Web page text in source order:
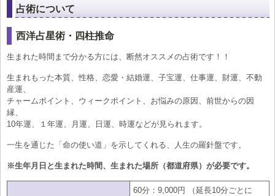
占術について
西洋占星術・四柱推命
生まれた時間まで分かる方には、断然オススメの占術です！！
生まれもった本質、性格、恋愛・結婚運、子宝運、仕事運、財運、不動
産運、
チャームポイント、ウィークポイント、お悩みの原因、前世からの因
縁、
10年運、１年運、月運、日運、時運などが見られます。
一生を通じた「命の使い道」を示してくれる、人生の羅針盤です。
※生年月日と生まれた時間、生まれた場所（都道府県）が必要です。
60分：9,000円 （延長10分ごとに